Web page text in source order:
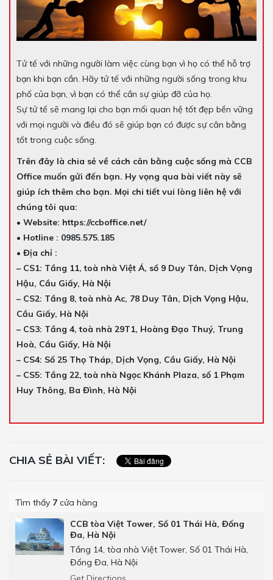
Tử tế với những người làm việc cùng bạn vì họ có thể hỗ trợ
bạn khi bạn cần. Hãy tử tế với những người sống trong khu
phố của bạn, vì bạn có thể cần sự giúp đỡ của họ.
Sự tử tế sẽ mang lại cho bạn mối quan hệ tốt đẹp bền vững
với mọi người và điều đó sẽ giúp bạn có được sự cân bằng
tốt trong cuộc sống.
Trên đây là chia sẻ về cách cân bằng cuộc sống mà CCB
Office muốn gửi đến bạn. Hy vọng qua bài viết này sẽ
giúp ích thêm cho bạn. Mọi chi tiết vui lòng liên hệ với
chúng tôi qua:
• Website: https://ccboffice.net/
• Hotline : 0985.575.185
• Địa chỉ :
– CS1: Tầng 11, toà nhà Việt Á, số 9 Duy Tân, Dịch Vọng
Hậu, Cầu Giấy, Hà Nội
– CS2: Tầng 8, toà nhà Ac, 78 Duy Tân, Dịch Vọng Hậu,
Cầu Giấy, Hà Nội
– CS3: Tầng 4, toà nhà 29T1, Hoàng Đạo Thuý, Trung
Hoà, Cầu Giấy, Hà Nội
– CS4: Số 25 Thọ Tháp, Dịch Vọng, Cầu Giấy, Hà Nội
– CS5: Tầng 22, toà nhà Ngọc Khánh Plaza, số 1 Phạm
Huy Thông, Ba Đình, Hà Nội
CHIA SẺ BÀI VIẾT:
Tìm thấy 7 cửa hàng
CCB tòa Việt Tower, Số 01 Thái Hà, Đống
Đa, Hà Nội
Tầng 14, tòa nhà Việt Tower, Số 01 Thái Hà,
Đống Đa, Hà Nội